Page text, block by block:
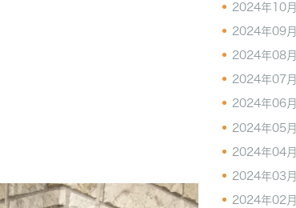
2024年10月
2024年09月
2024年08月
2024年07月
2024年06月
2024年05月
2024年04月
2024年03月
2024年02月